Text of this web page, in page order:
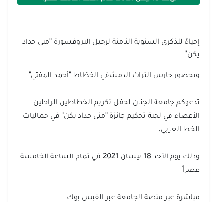
إحياءً للذكرى السنوية الثامنة لرحيل البروفسورة "منى حداد
يكن"
وبحضور حارس التراث الدمشقي الخطّاط "أحمد المفتي"
تدعوكم جامعة الجنان لحفل تكريم الخطاطين الراحلين
الأعضاء في لجنة تحكيم جائزة "منى حداد يكن" في جماليات
الخط العربي.
وذلك يوم الأحد 18 نيسان 2021 في تمام الساعة الخامسة
عصراً
مباشرة عبر منصة الجامعة عبر الفيس بوك